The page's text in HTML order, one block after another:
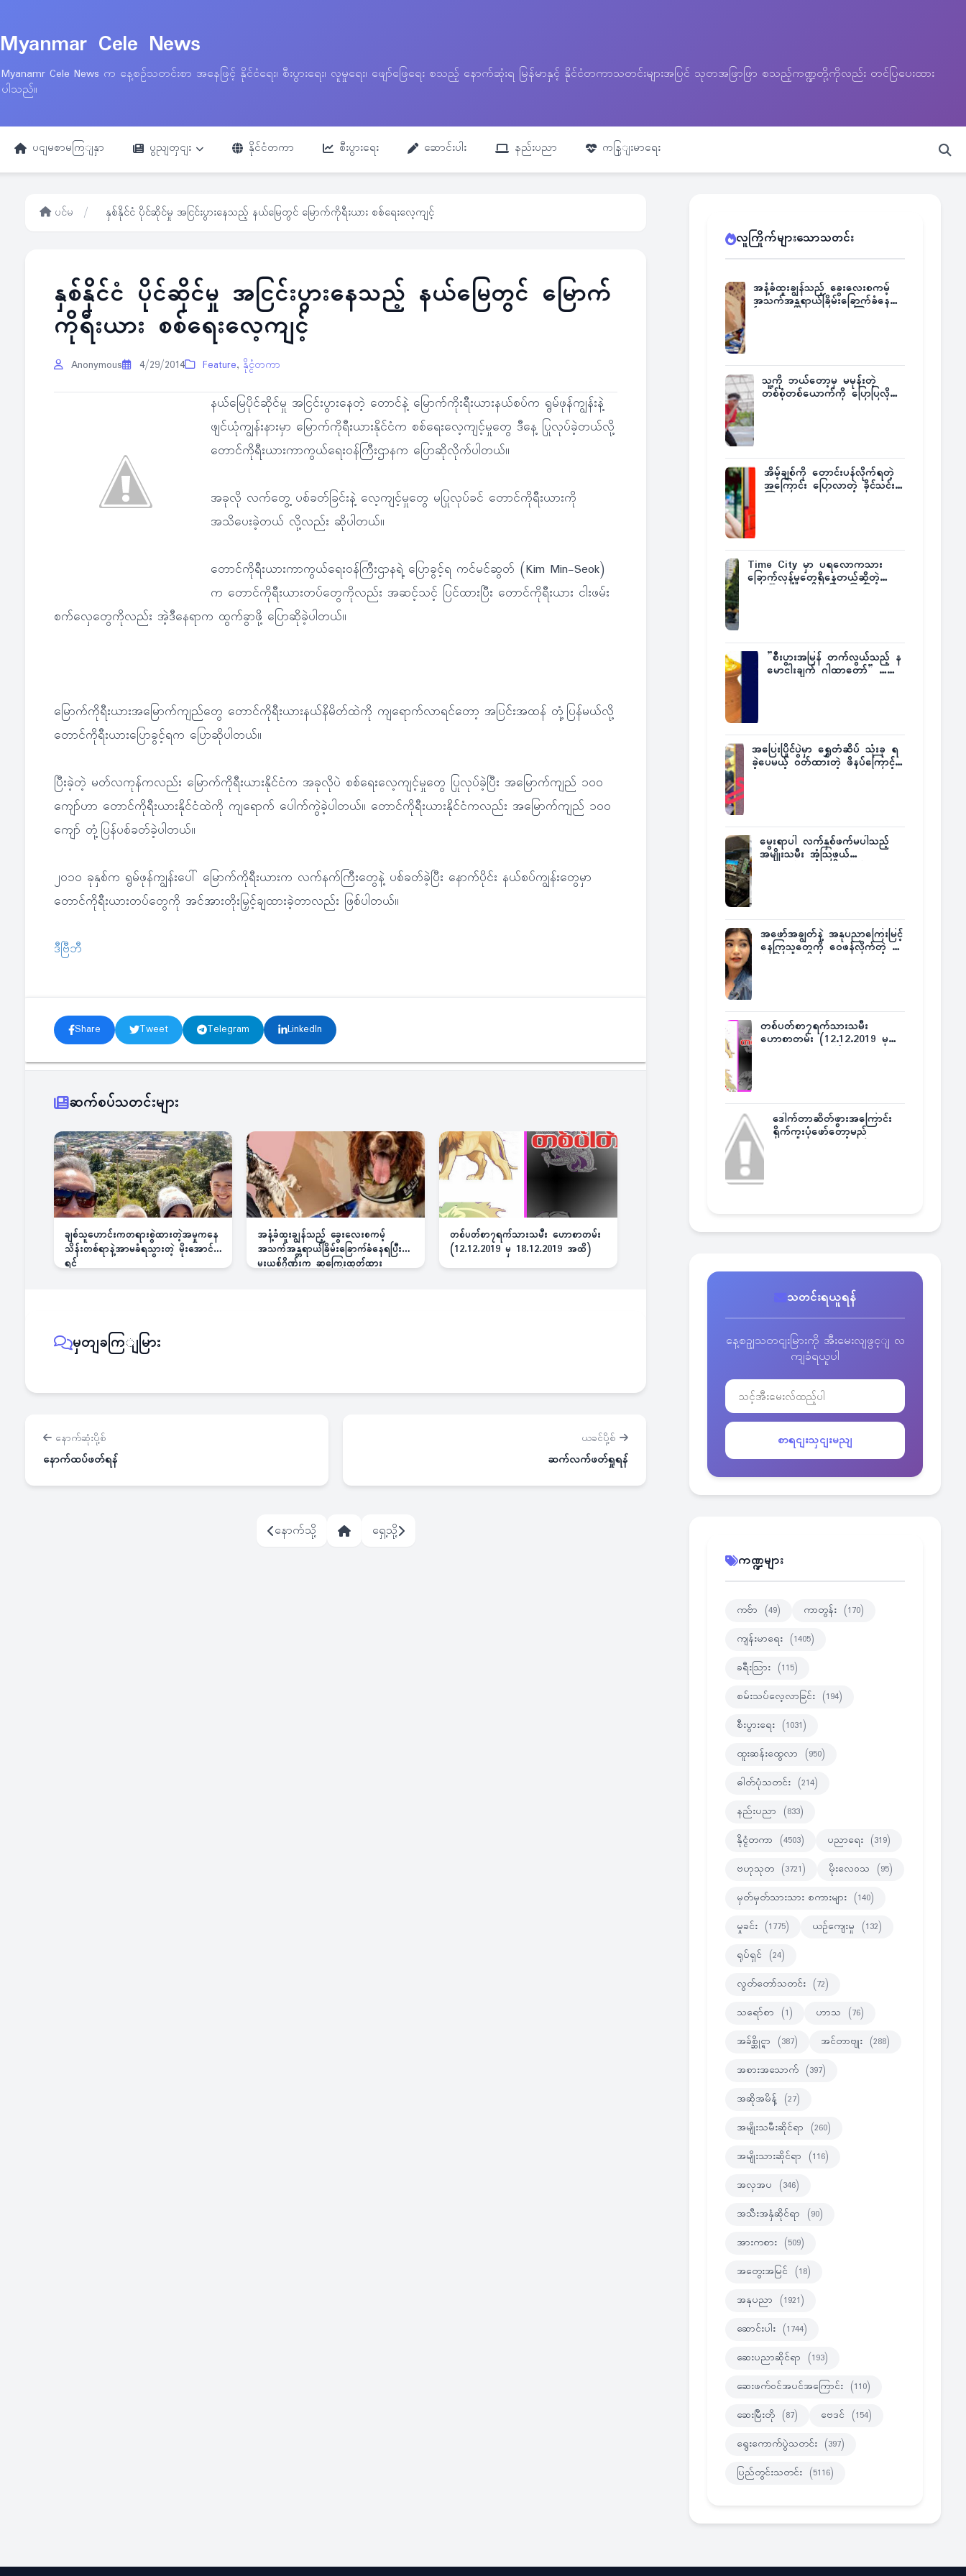
Myanmar Cele News
Myanamr Cele News က နေ့စဉ်သတင်းစာ အနေဖြင့် နိုင်ငံရေး၊ စီးပွားရေး၊ လူမှုရေး၊ ဖျော်ဖြေရေး စသည့် နောက်ဆုံးရ မြန်မာနှင့် နိုင်ငံတကာသတင်းများအပြင် သုတအဖြာဖြာ စသည့်ကဏ္ဍတို့ကိုလည်း တင်ပြပေးထား
ပါသည်။
ပငျမစာမကြျနှာ ပွညျတှငျး နိုင်ငံတကာ စီးပွားရေး ဆောင်းပါး နည်းပညာ ကနြျးမာရေး
ပင်မ / နှစ်နိုင်ငံ ပိုင်ဆိုင်မှု အငြင်းပွားနေသည့် နယ်မြေတွင် မြောက်ကိုရီးယား စစ်ရေးလေ့ကျင့်
နှစ်နိုင်ငံ ပိုင်ဆိုင်မှု အငြင်းပွားနေသည့် နယ်မြေတွင် မြောက်
ကိုရီးယား စစ်ရေးလေ့ကျင့်
Anonymous 4/29/2014 Feature, နိုင္ငံတကာ
နယ်မြေပိုင်ဆိုင်မှု အငြင်းပွားနေတဲ့ တောင်နဲ့ မြောက်ကိုးရီးယားနယ်စပ်က ရွမ်ဖုန်ကျွန်းနဲ့
ဖျင်ယုံကျွန်းနားမှာ မြောက်ကိုရီးယားနိုင်ငံက စစ်ရေးလေ့ကျင့်မှုတွေ ဒီနေ့ ပြုလုပ်ခဲ့တယ်လို့
တောင်ကိုရီးယားကာကွယ်ရေးဝန်ကြီးဌာနက ပြောဆိုလိုက်ပါတယ်။
အခုလို လက်တွေ့ ပစ်ခတ်ခြင်းနဲ့ လေ့ကျင့်မှုတွေ မပြုလုပ်ခင် တောင်ကိုရီးယားကို
အသိပေးခဲ့တယ် လို့လည်း ဆိုပါတယ်။
တောင်ကိုရီးယားကာကွယ်ရေးဝန်ကြီးဌာနရဲ့ ပြောခွင့်ရ ကင်မင်ဆွတ် (Kim Min-Seok)
က တောင်ကိုရီးယားတပ်တွေကိုလည်း အဆင့်သင့် ပြင်ထားပြီး တောင်ကိုရီးယား ငါးဖမ်း
စက်လှေတွေကိုလည်း အဲ့ဒီနေရာက ထွက်ခွာဖို့ ပြောဆိုခဲ့ပါတယ်။
မြောက်ကိုရီးယားအမြောက်ကျည်တွေ တောင်ကိုရီးယားနယ်နိမိတ်ထဲကို ကျရောက်လာရင်တော့ အပြင်းအထန် တုံ့ပြန်မယ်လို့
တောင်ကိုရီးယားပြောခွင့်ရက ပြောဆိုပါတယ်။
ပြီးခဲ့တဲ့ မတ်လကုန်ကလည်း မြောက်ကိုရီးယားနိုင်ငံက အခုလိုပဲ စစ်ရေးလေ့ကျင့်မှုတွေ ပြုလုပ်ခဲ့ပြီး အမြောက်ကျည် ၁၀၀
ကျော်ဟာ တောင်ကိုရီးယားနိုင်ငံထဲကို ကျရောက် ပေါက်ကွဲခဲ့ပါတယ်။ တောင်ကိုရီးယားနိုင်ငံကလည်း အမြောက်ကျည် ၁၀၀
ကျော် တုံ့ပြန်ပစ်ခတ်ခဲ့ပါတယ်။
၂၀၁၀ ခုနှစ်က ရွမ်ဖုန်ကျွန်းပေါ် မြောက်ကိုရီးယားက လက်နက်ကြီးတွေနဲ့ ပစ်ခတ်ခဲ့ပြီး နောက်ပိုင်း နယ်စပ်ကျွန်းတွေမှာ
တောင်ကိုရီးယားတပ်တွေကို အင်အားတိုးမြှင့်ချထားခဲ့တာလည်း ဖြစ်ပါတယ်။
ဒီဗြီဘီ
Share Tweet Telegram LinkedIn
ဆက်စပ်သတင်းများ
ချစ်သူဟောင်းကတရားစွဲထားတဲ့အမှုကနေ
သိန်းတစ်ရာနဲ့အာမခံရသွားတဲ့ မိုးအောင်
ရင်
အနံ့ခံထူးချွန်သည့် ခွေးလေးစကမ့်
အသက်အန္တရာယ်ခြိမ်းခြောက်ခံနေရပြီး
မူးယစ်ဂိုဏ်းက ဆုကြေးထုတ်ထား
တစ်ပတ်စာ၇ရက်သားသမီး ဟောစာတမ်း
(12.12.2019 မှ 18.12.2019 အထိ)
မှတျခကြျမြား
နောက်ဆုံးပို့စ်
နောက်ထပ်ဖတ်ရန်
ယခင်ပို့စ်
ဆက်လက်ဖတ်ရှုရန်
နောက်သို့ ရှေ့သို့
လူကြိုက်များသောသတင်း
အနံ့ခံထူးချွန်သည့် ခွေးလေးစကမ့်
အသက်အန္တရာယ်ခြိမ်းခြောက်ခံနေရ
သူ့ကို ဘယ်တော့မှ မမုန်းတဲ့
တစ်စုံတစ်ယောက်ကို ပြောပြလိုက်
အိမ့်ချစ်ကို တောင်းပန်လိုက်ရတဲ့
အကြောင်း ပြောလာတဲ့ ခိုင်သင်း
Time City မှာ ပရလောကသား
ခြောက်လှန့်မှုတွေရှိနေတယ်ဆိုတဲ့
”စီးပွားအမြန် တက်လွယ်သည့် န
မောငါးချက် ဂါထာတော်” ……
အပြေးပြိုင်ပွဲမှာ ရွှေတံဆိပ် သုံးခု ရ
ခဲ့ပေမယ့် ဝတ်ထားတဲ့ ဖိနပ်ကြောင့်
မွေးရာပါ လက်နှစ်ဖက်မပါသည့်
အမျိုးသမီး အံ့သြဖွယ်
အဖော်အချွတ်နဲ့ အနုပညာကြေးမြင့်
နေကြသူတွေကို ဝေဖန်လိုက်တဲ့ သ
တစ်ပတ်စာ၇ရက်သားသမီး
ဟောစာတမ်း (12.12.2019 မှ
ဒေါက်တာဆိတ်ဖွားအကြောင်း
ရိုက်ကူးပုံဖော်တော့မည်
သတင်းရယူရန်
နေ့စဥျသတငျးမြားကို အီးမေးလျဖွင့ျ လ
ကျခံရယူပါ
စာရငျးသှငျးမညျ
ကဏ္ဍများ
ကဗ်ာ (49) ကာတွန်း (170)
ကျန်းမာရေး (1405)
ခရီးသြား (115)
စမ်းသပ်လေ့လာခြင်း (194)
စီးပွားရေး (1031)
ထူးဆန်းထွေလာ (950)
ဓါတ်ပုံသတင်း (214)
နည်းပညာ (833)
နိုင္ငံတကာ (4503) ပညာရေး (319)
ဗဟုသုတ (3721) မိုးလေဝသ (95)
မှတ်မှတ်သားသား စကားများ (140)
မှုခင်း (1775) ယဉ်ကျေးမှု (132)
ရုပ်ရှင် (24)
လွတ်တော်သတင်း (72)
သရော်စာ (1) ဟာသ (76)
အခ်စ္ဆိုင္ရာ (387) အင်တာဗျုး (288)
အစားအသောက် (397)
အဆိုအမိန့် (27)
အမျိုးသမီးဆိုင်ရာ (260)
အမျိုးသားဆိုင်ရာ (116)
အလှအပ (346)
အသီးအနှံဆိုင်ရာ (90)
အားကစား (509)
အတွေးအမြင် (18)
အနုပညာ (1921)
ဆောင်းပါး (1744)
ဆေးပညာဆိုင်ရာ (193)
ဆေးဖက်ဝင်အပင်အကြောင်း (110)
ဆေးမြီးတို (87) ဗေဒင် (154)
ရွေးကောက်ပွဲသတင်း (397)
ပြည်တွင်းသတင်း (5116)